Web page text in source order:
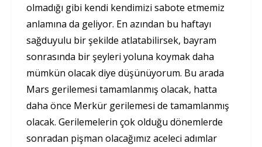
olmadığı gibi kendi kendimizi sabote etmemiz
anlamına da geliyor. En azından bu haftayı
sağduyulu bir şekilde atlatabilirsek, bayram
sonrasında bir şeyleri yoluna koymak daha
mümkün olacak diye düşünüyorum. Bu arada
Mars gerilemesi tamamlanmış olacak, hatta
daha önce Merkür gerilemesi de tamamlanmış
olacak. Gerilemelerin çok olduğu dönemlerde
sonradan pişman olacağımız aceleci adımlar